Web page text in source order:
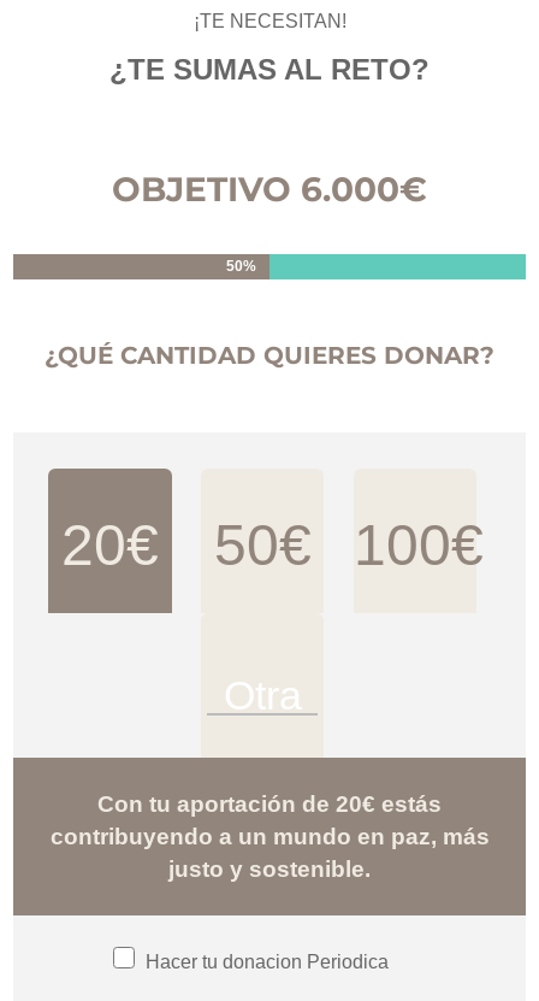
¡TE NECESITAN!
¿TE SUMAS AL RETO?
OBJETIVO 6.000€
50%
50%
¿QUÉ CANTIDAD QUIERES DONAR?
20€ 50€ 100€
Con tu aportación de 20€ estás
contribuyendo a un mundo en paz, más
justo y sostenible.
Hacer tu donacion Periodica